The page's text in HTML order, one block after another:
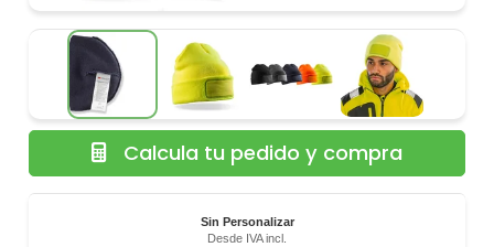
Sin Personalizar
Desde IVA incl.
Calcula tu pedido y compra